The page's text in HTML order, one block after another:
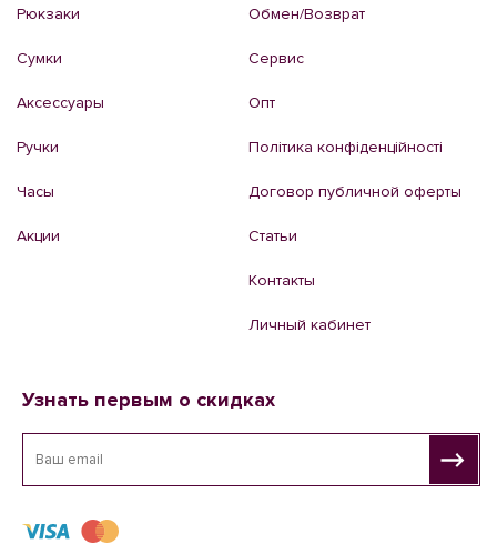
Рюкзаки
Сумки
Аксессуары
Ручки
Часы
Акции
Обмен/Возврат
Сервис
Опт
Політика конфіденційності
Договор публичной оферты
Статьи
Контакты
Личный кабинет
Узнать первым о скидках